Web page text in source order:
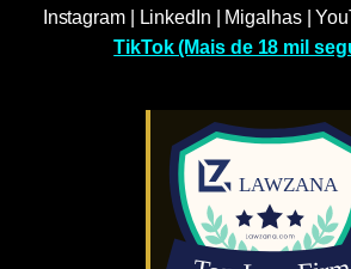
Instagram| LinkedIn Migalhas|
TikTok (Mais de 18 mil